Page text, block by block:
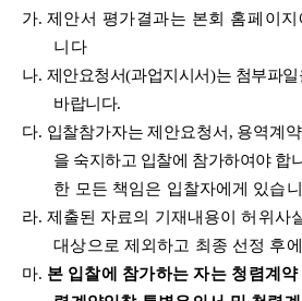
가. 제안서 평가결과는 본회 홈페이
니다
나. 제안요청서(과업지시서)는 첨부파일
바랍니다.
다. 입찰참가자는 제안요청서 , 용역계
을 숙지하고 입찰에 참가하여야 합
한 모든 책임은 입찰자에게 있습
라. 제출된 자료의 기재내용이 허위사
대상으로 제외하고 최종 선정 후
마. 본 입찰에 참가하는 자는 청렴계